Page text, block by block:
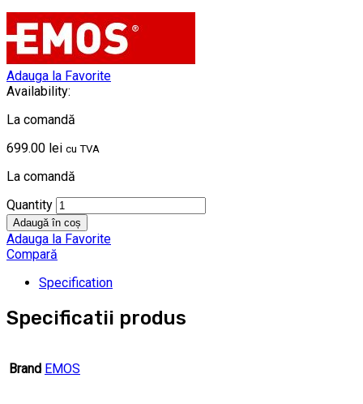
Adauga la Favorite
Availability:
La comandă
699.00 lei cu TVA
La comandă
Quantity
Adaugă în coș
Adauga la Favorite
Compară
Specification
Specificatii produs
Brand EMOS